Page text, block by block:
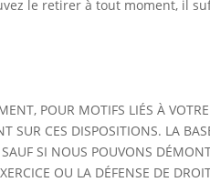
le retirer à tout moment, il
POUR MOTIFS LIÉS À
SUR CES DISPOSITIONS. LA
SI NOUS POUVONS
OU LA DÉFENSE DE